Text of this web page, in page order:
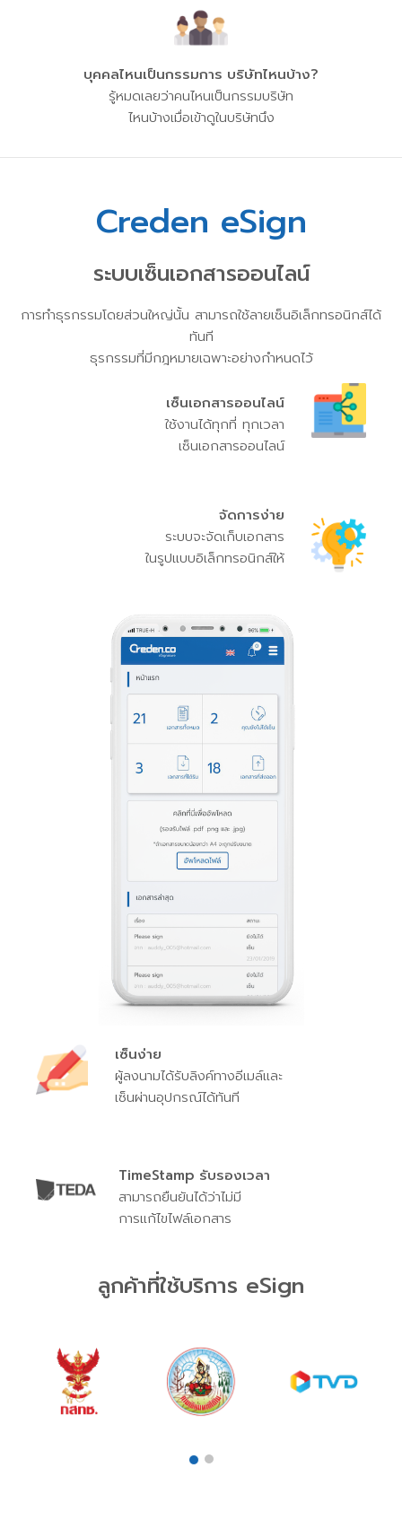
บุคคลไหนเป็นกรรมการ บริษัทไหนบ้าง?
รู้หมดเลยว่าคนไหนเป็นกรรมบริษัท
ไหนบ้างเมื่อเข้าดูในบริษัทนึง
Creden eSign
ระบบเซ็นเอกสารออนไลน์
การทำธุรกรรมโดยส่วนใหญ่นั้น สามารถใช้ลายเซ็นอิเล็กทรอนิกส์ได้
ทันที
ธุรกรรมที่มีกฎหมายเฉพาะอย่างกำหนดไว้
เซ็นเอกสารออนไลน์
ใช้งานได้ทุกที่ ทุกเวลา
เซ็นเอกสารออนไลน์
จัดการง่าย
ระบบจะจัดเก็บเอกสาร
ในรูปแบบอิเล็กทรอนิกส์ให้
เซ็นง่าย
ผู้ลงนามได้รับลิงค์ทางอีเมล์และ
เซ็นผ่านอุปกรณ์ได้ทันที
TimeStamp รับรองเวลา
สามารถยืนยันได้ว่าไม่มี
การแก้ไขไฟล์เอกสาร
ลูกค้าที่ใช้บริการ eSign